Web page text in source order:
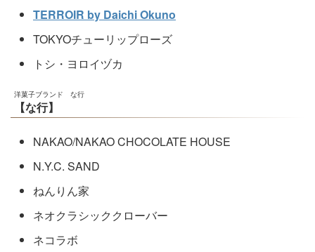
TERROIR by Daichi Okuno
TOKYOチューリップローズ
トシ・ヨロイヅカ
洋菓子ブランド な行
【な行】
NAKAO/NAKAO CHOCOLATE HOUSE
N.Y.C. SAND
ねんりん家
ネオクラシッククローバー
ネコラボ